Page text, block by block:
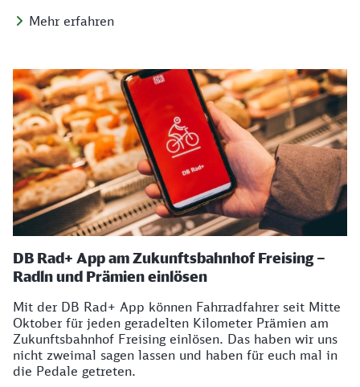
Mehr erfahren
DB Rad+ App am Zukunftsbahnhof Freising –
Radln und Prämien einlösen
Mit der DB Rad+ App können Fahrradfahrer seit Mitte
Oktober für jeden geradelten Kilometer Prämien am
Zukunftsbahnhof Freising einlösen. Das haben wir uns
nicht zweimal sagen lassen und haben für euch mal in
die Pedale getreten.